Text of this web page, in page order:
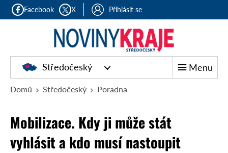
Facebook X Přihlásit se
Středočeský Menu
Domů Středočeský Poradna
Mobilizace. Kdy ji může stát
vyhlásit a kdo musí nastoupit